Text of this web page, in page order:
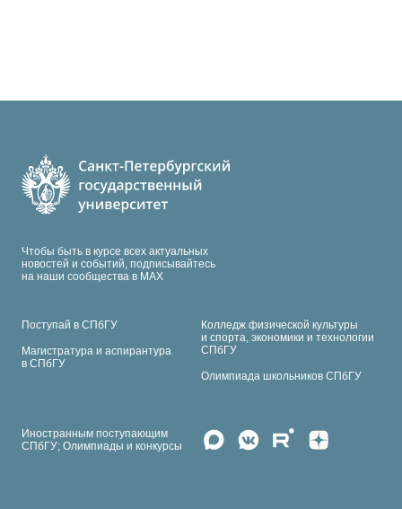
Чтобы быть в курсе всех актуальных
новостей и событий, подписывайтесь
на наши сообщества в МАХ
Поступай в СПбГУ
Магистратура и аспирантура
в СПбГУ
Колледж физической культуры
и спорта, экономики и технологии
СПбГУ
Олимпиада школьников СПбГУ
Иностранным поступающим
СПбГУ; Олимпиады и конкурсы